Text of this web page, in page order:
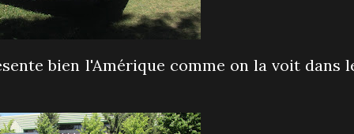
bien l'Amérique comme on la voit dans